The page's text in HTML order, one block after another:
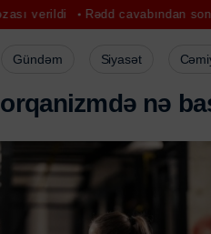
Rədd cavabından sonra dəhşət
Gündəm Siyasət
orqanizmdə nə